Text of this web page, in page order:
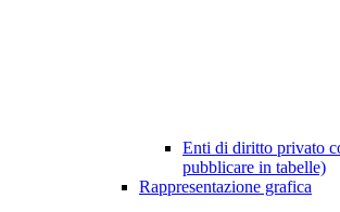
Enti di diritto privato
pubblicare in tabelle)
Rappresentazione grafica